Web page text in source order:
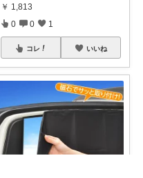
￥ 1,813
0 0 1
コレ いいね